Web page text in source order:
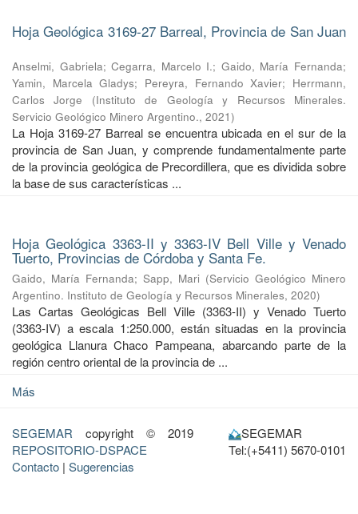
Hoja Geológica 3169-27 Barreal, Provincia de San Juan
Anselmi, Gabriela;Cegarra, Marcelo I.; Gaido, María Fernanda;
Yamin, Marcela Gladys; Pereyra, Fernando Xavier; Herrmann,
Carlos Jorge
(Instituto de Geología y Recursos Minerales.
Servicio Geológico Minero Argentino., 2021)
La Hoja 3169-27 Barreal se encuentra ubicada en el sur de la
provincia de San Juan, y comprende fundamentalmente parte
de la provincia geológica de Precordillera, que es dividida sobre
la base de sus características ...
Hoja Geológica 3363-II y 3363-IV Bell Ville y Venado
Tuerto, Provincias de Córdoba y Santa Fe.
Gaido, María Fernanda; Sapp, Mari (Servicio Geológico Minero
Argentino. Instituto de Geología y Recursos Minerales, 2020)
Las Cartas Geológicas Bell Ville (3363-II) y Venado Tuerto
(3363-IV) a escala 1:250.000, están situadas en la provincia
geológica Llanura Chaco Pampeana, abarcando parte de la
región centro oriental de la provincia de ...
Más
SEGEMAR copyright © 2019
REPOSITORIO-DSPACE
Contacto | Sugerencias
SEGEMAR
Tel:(+5411) 5670-0101